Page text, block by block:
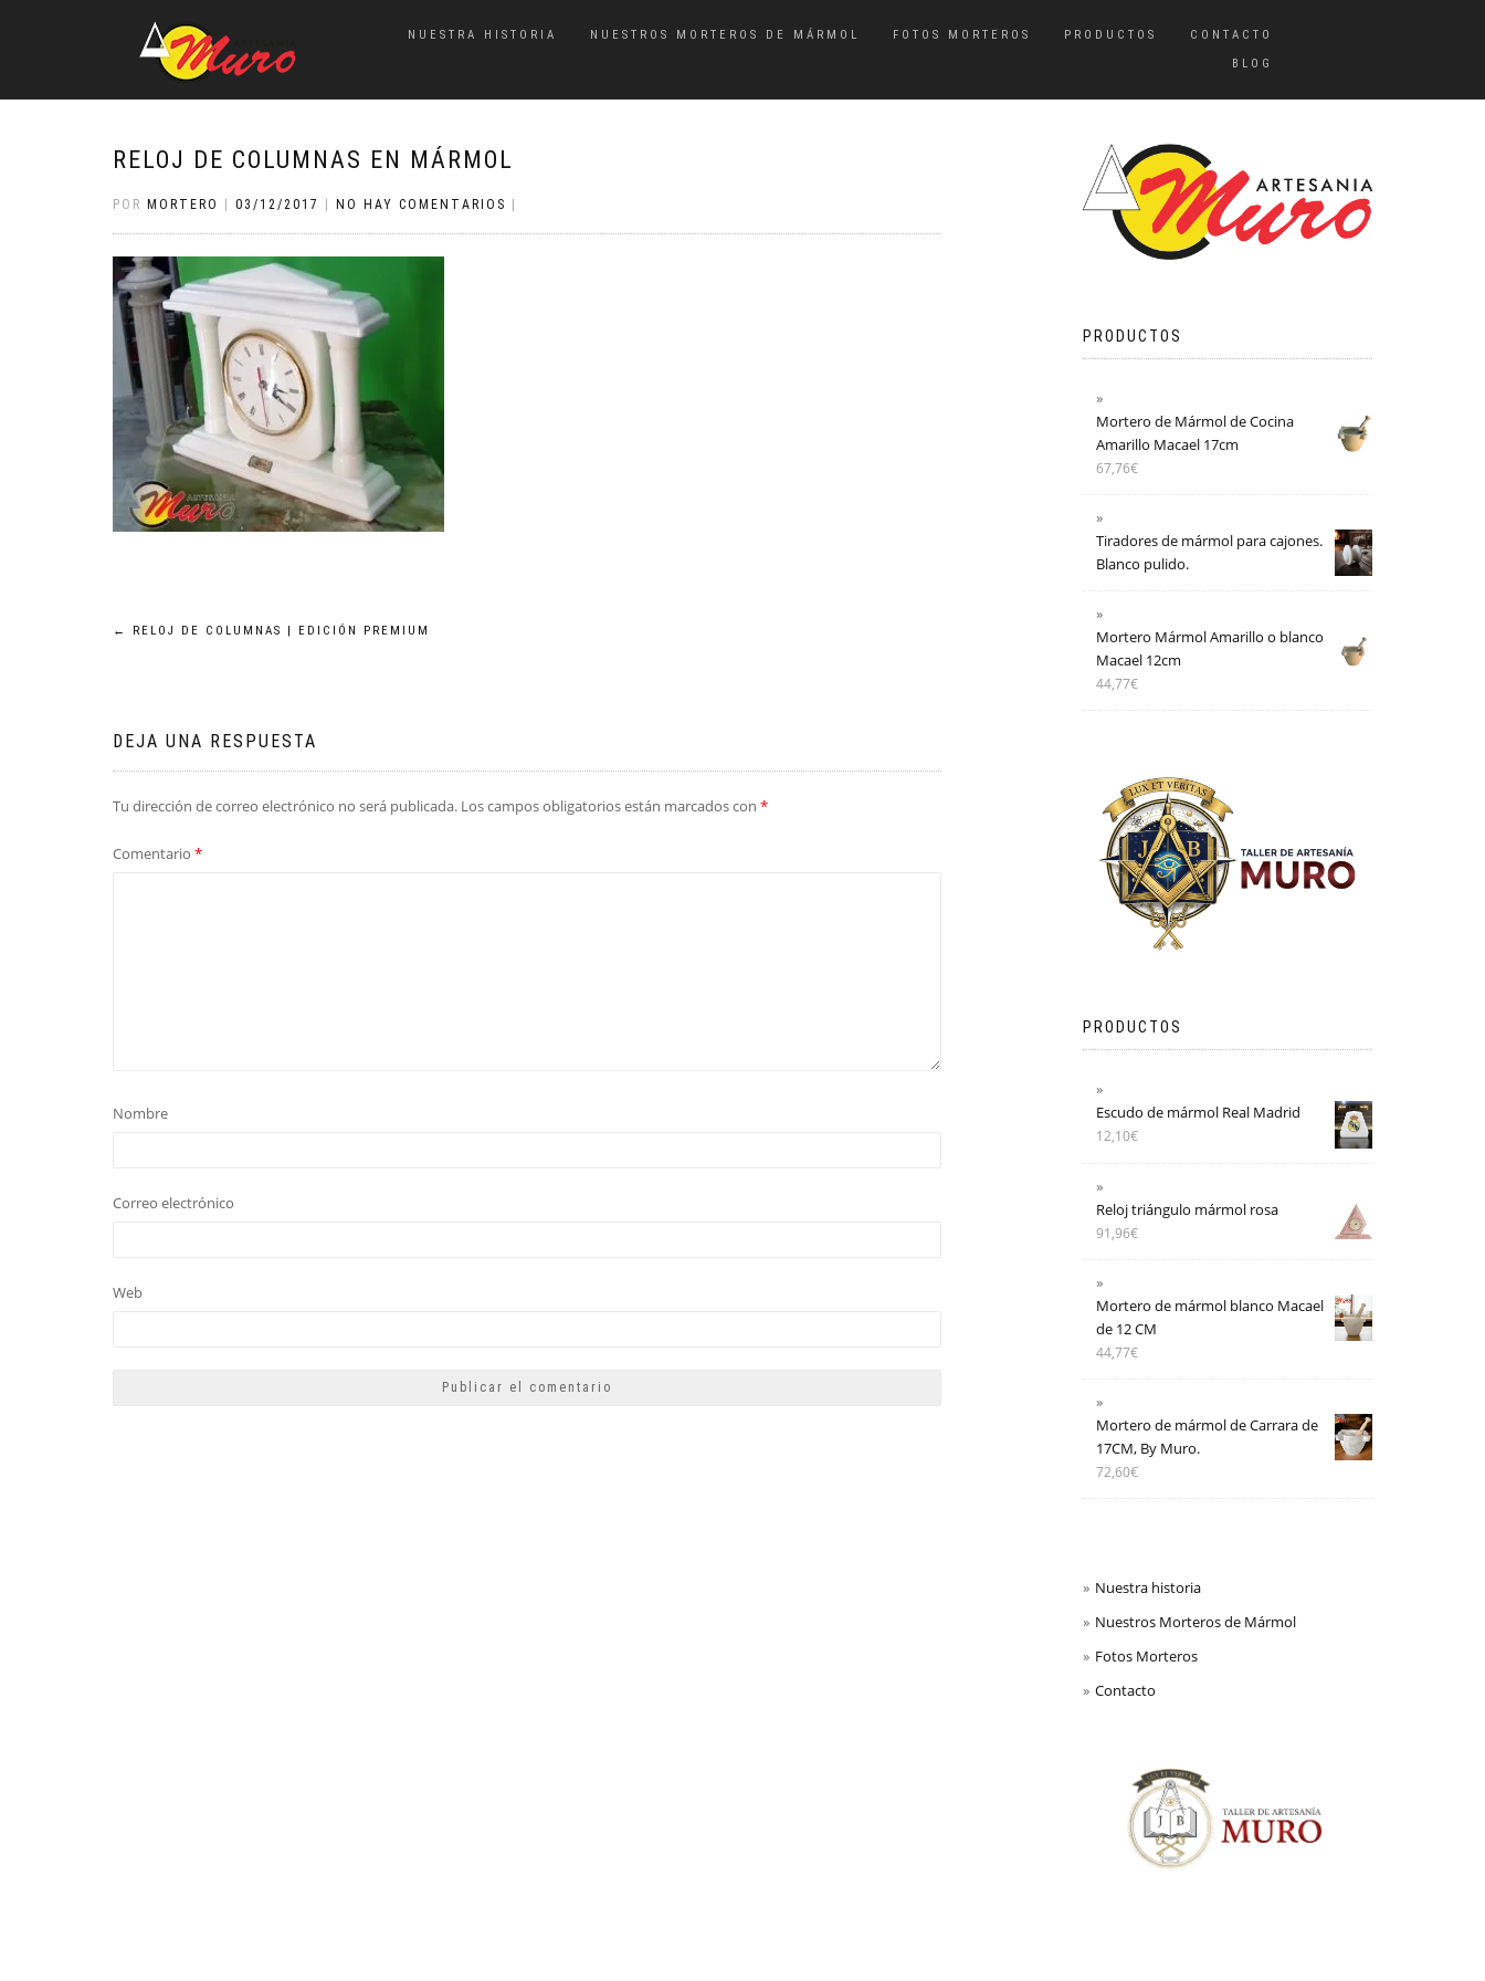
NUESTRA HISTORIA NUESTROS MORTEROS DE MÁRMOL FOTOS MORTEROS PRODUCTOS
CONTACTO
BLOG
RELOJ DE COLUMNAS EN MÁRMOL
POR MORTERO 03/12/2017 NO HAY COMENTARIOS
Navegación
entradas
← RELOJ DE COLUMNAS | EDICIÓN PREMIUM
DEJA UNA RESPUESTA
Tu dirección de correo electrónico no será publicada. Los campos obligatorios están marcados con *
Comentario *
Nombre
Correo electrónico
Web
PRODUCTOS
Mortero de Mármol de Cocina
Amarillo Macael 17cm
67,76€
Tiradores de mármol para cajones.
Blanco pulido.
Mortero Mármol Amarillo o blanco
Macael 12cm
44,77€
PRODUCTOS
Escudo de mármol Real Madrid
12,10€
Reloj triángulo mármol rosa
91,96€
Mortero de mármol blanco Macael
de 12 CM
44,77€
Mortero de mármol de Carrara de
17CM, By Muro.
72,60€
Nuestra historia
Nuestros Morteros de Mármol
Fotos Morteros
Contacto